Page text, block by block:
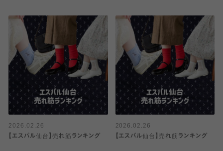
2026.02.26
【エスパル仙台】売れ筋ランキング
2026.02.26
【エスパル仙台】売れ筋ランキング